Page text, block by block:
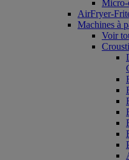
Micro-
AirFryer-
Machines à
Voir